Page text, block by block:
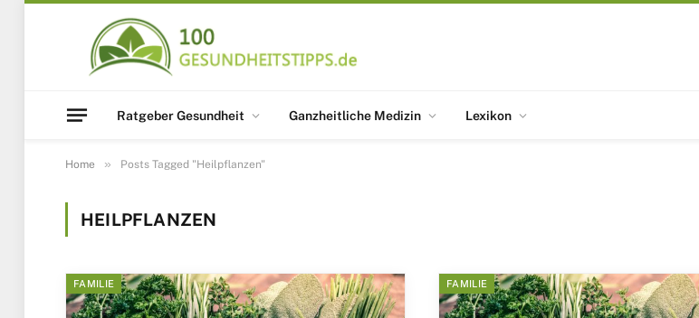
Ratgeber Gesundheit Ganzheitliche Medizin Lexikon
Home » Posts Tagged "Heilpflanzen"
HEILPFLANZEN
FAMILIE FAMILIE